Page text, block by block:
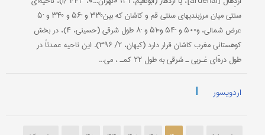
سنتی میان مرزبندیهای سنتی قم و کاشان که بین°۳۳ و ´۵۶ و °۳۴ و ´۵
عرض شمالی، و°۵۰ و ´۵۴ و°۵۱ و ´۸ طول شرقی (حسینی، ۴)، در بخش
کوهستانی مغرب کاشان قرار دارد (کیهان، ۲/ ۳۹۶). این ناحیه عمدتاً در
طول درهّ‌ای غـربی ـ شرقی به طول ۲۲ کمـ‍ ، می...
اردویسور |